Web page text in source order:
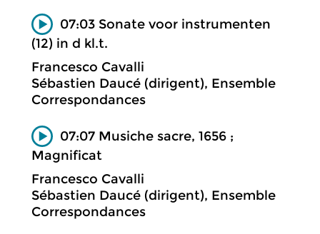
07:03 Sonate voor instrumenten
(12) in d kl.t.
Francesco Cavalli
Sébastien Daucé (dirigent), Ensemble
Correspondances
07:07 Musiche sacre, 1656 ;
Magnificat
Francesco Cavalli
Sébastien Daucé (dirigent), Ensemble
Correspondances